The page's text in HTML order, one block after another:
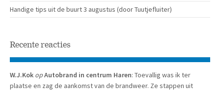
Handige tips uit de buurt 3 augustus (door Tuutjefluiter)
Recente reacties
W.J.Kok opAutobrand in centrum Haren: Toevallig was ik ter
plaatse en zag de aankomst van de brandweer. Ze stappen uit